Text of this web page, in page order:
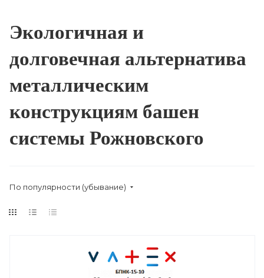
Экологичная и
долговечная альтернатива
металлическим
конструкциям башен
системы Рожновского
По популярности (убывание)